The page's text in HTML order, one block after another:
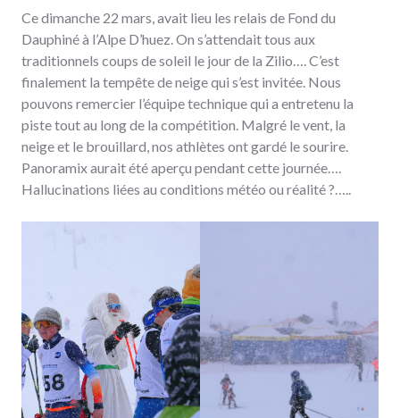
Ce dimanche 22 mars, avait lieu les relais de Fond du
Dauphiné à l’Alpe D’huez. On s’attendait tous aux
traditionnels coups de soleil le jour de la Zilio…. C’est
finalement la tempête de neige qui s’est invitée. Nous
pouvons remercier l’équipe technique qui a entretenu la
piste tout au long de la compétition. Malgré le vent, la
neige et le brouillard, nos athlètes ont gardé le sourire.
Panoramix aurait été aperçu pendant cette journée….
Hallucinations liées au conditions météo ou réalité ?…..